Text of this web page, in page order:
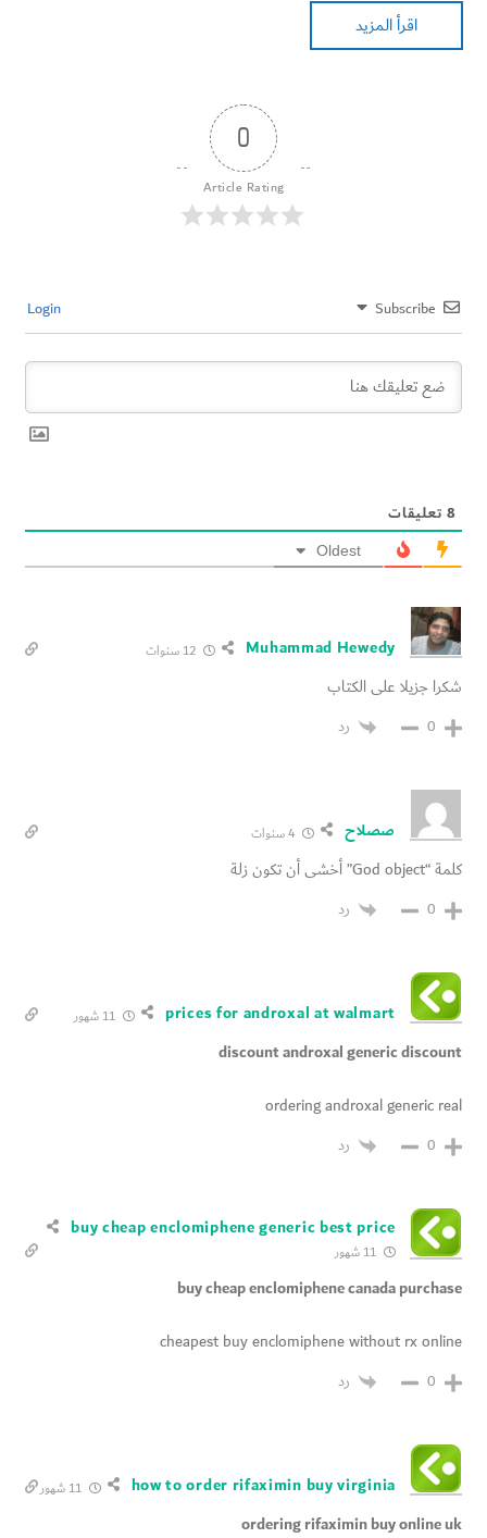
اقرأ المزيد
0
Article Rating
Subscribe
8 تعليقات
Oldest
Muhammad Hewedy 12 سنوات
شكرا جزيلا على الكتاب
0 رد
صصلاح
كلمة “God object” أخشى أن تكون زلة
0 رد
prices for androxal at walmart
discount androxal generic discount
ordering androxal generic real
0 رد
buy cheap enclomiphene generic best price
buy cheap enclomiphene canada purchase
cheapest buy enclomiphene without rx online
0 رد
how to order rifaximin buy virginia 11 شهور
ordering rifaximin buy online uk